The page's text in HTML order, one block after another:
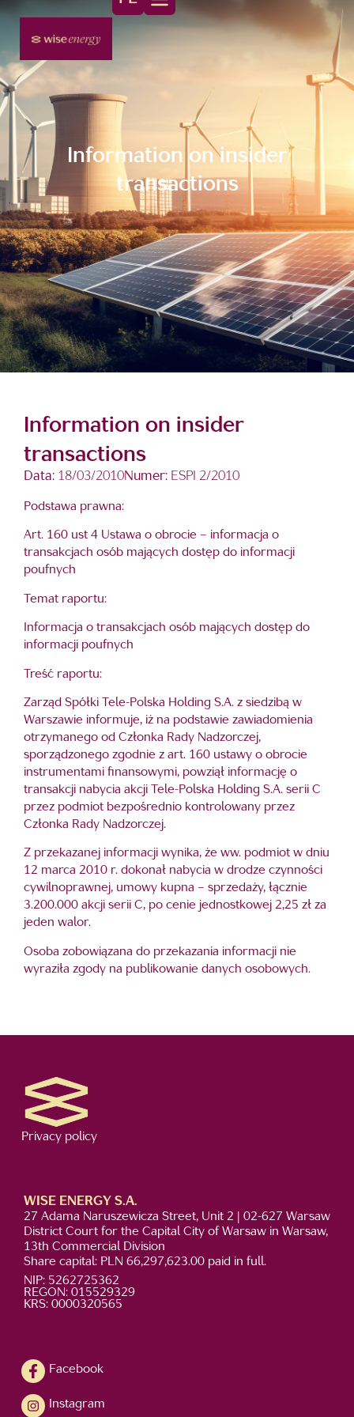
Information on insider
transactions
Information on insider
transactions
Data: 18/03/2010Numer: ESPI 2/2010
Podstawa prawna:
Art. 160 ust 4 Ustawa o obrocie – informacja o
transakcjach osób mających dostęp do informacji
poufnych
Temat raportu:
Informacja o transakcjach osób mających dostęp do
informacji poufnych
Treść raportu:
Zarząd Spółki Tele-Polska Holding S.A. z siedzibą w
Warszawie informuje, iż na podstawie zawiadomienia
otrzymanego od Członka Rady Nadzorczej,
sporządzonego zgodnie z art. 160 ustawy o obrocie
instrumentami finansowymi, powziął informację o
transakcji nabycia akcji Tele-Polska Holding S.A. serii C
przez podmiot bezpośrednio kontrolowany przez
Członka Rady Nadzorczej.
Z przekazanej informacji wynika, że ww. podmiot w dniu
12 marca 2010 r. dokonał nabycia w drodze czynności
cywilnoprawnej, umowy kupna – sprzedaży, łącznie
3.200.000 akcji serii C, po cenie jednostkowej 2,25 zł za
jeden walor.
Osoba zobowiązana do przekazania informacji nie
wyraziła zgody na publikowanie danych osobowych.
Privacy policy
WISE ENERGY S.A.
27 Adama Naruszewicza Street, Unit 2 | 02-627 Warsaw
District Court for the Capital City of Warsaw in Warsaw,
13th Commercial Division
Share capital: PLN 66,297,623.00 paid in full.
NIP: 5262725362
REGON: 015529329
KRS: 0000320565
Facebook
Instagram